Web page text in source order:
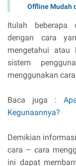
Offline Mudah
Itulah beberapa
dengan cara
mengetahui atau
sistem
menggunakan
Baca juga :
Kegunaannya?
Demikian
cara – cara
ini dapat